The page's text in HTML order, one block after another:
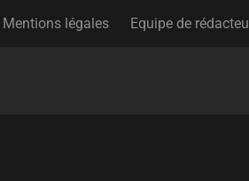
Mentions légales Equipe de